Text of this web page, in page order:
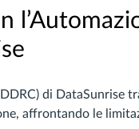
di DataSunrise
affrontando le